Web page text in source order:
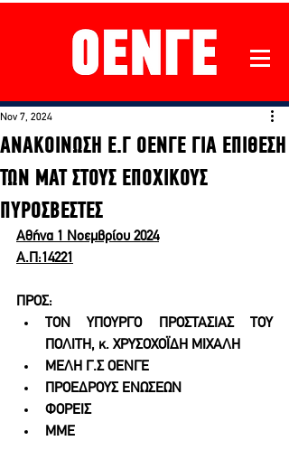
ΑΝΑΚΟΙΝΩΣΗ Ε.Γ ΟΕΝΓΕ ΓΙΑ ΕΠΙΘΕΣΗ
ΤΩΝ ΜΑΤ ΣΤΟΥΣ ΕΠΟΧΙΚΟΥΣ
ΠΥΡΟΣΒΕΣΤΕΣ
Nov 7, 2024
Αθήνα 1 Νοεμβρίου 2024
Α.Π:14221
ΠΡΟΣ:
ΤΟΝ ΥΠΟΥΡΓΟ ΠΡΟΣΤΑΣΙΑΣ ΤΟΥ
ΠΟΛΙΤΗ, κ. ΧΡΥΣΟΧΟΪΔΗ ΜΙΧΑΛΗ
ΜΕΛΗ Γ.Σ ΟΕΝΓΕ
ΠΡΟΕΔΡΟΥΣ ΕΝΩΣΕΩΝ
ΦΟΡΕΙΣ
ΜΜΕ